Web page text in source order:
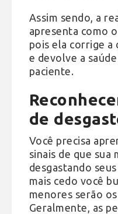
Assim sendo, a
apresenta como
pois ela corrige a
e devolve a
paciente.
de
Você precisa
sinais de que sua
desgastando
mais cedo você
menores serão
Geralmente, as